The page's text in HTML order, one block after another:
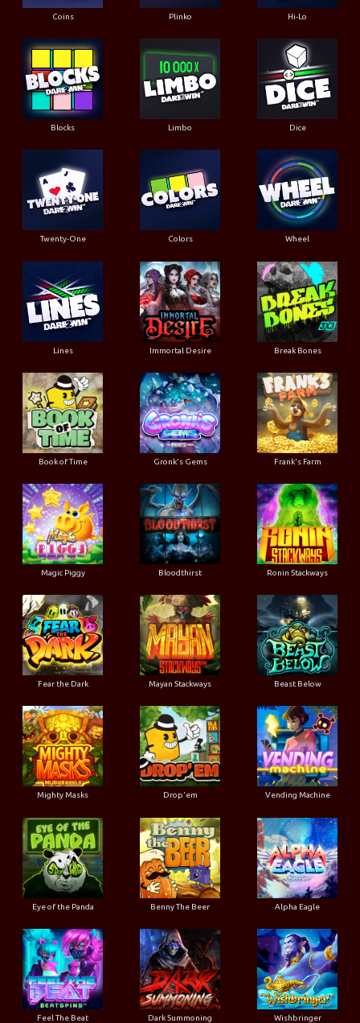
Coins Plinko Hi-Lo
Blocks Limbo Dice
Twenty-One Colors Wheel
Lines Immortal Desire Break Bones
Book of Time Gronk's Gems Frank's Farm
Magic Piggy Bloodthirst Ronin Stackways
Fear the Dark Mayan Stackways Beast Below
Mighty Masks Drop'em Vending Machine
Eye of the Panda Benny The Beer Alpha Eagle
Feel The Beat Dark Summoning Wishbringer